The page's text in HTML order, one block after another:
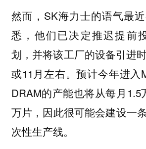
然而，SK海力士的语气最
悉，他们已决定推迟提前
划，并将该工厂的设备引进
或11月左右。预计今年进入
DRAM的产能也将从每月1.5
万片，因此很可能会建设一
次性生产线。